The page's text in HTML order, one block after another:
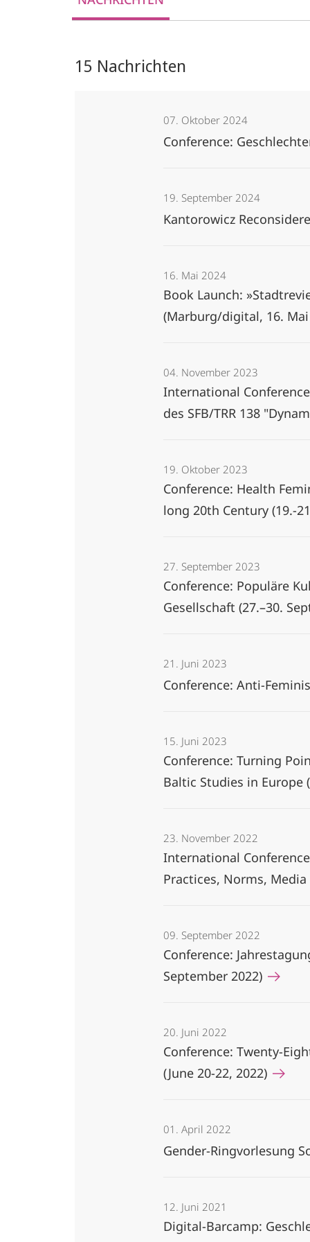
Macht
15 Nachrichten
07. Oktober 2024
Conference:
19. September 2024
Kantorowicz
16. Mai 2024
Book Launch:
(Marburg/digital, 16.
04. November 2023
International
des SFB/TRR 138
19. Oktober 2023
Conference: Health
long 20th Century (19.-
27. September 2023
Conference: Populäre
Gesellschaft (27.–30.
21. Juni 2023
Conference: Anti-
15. Juni 2023
Conference: Turning
Baltic Studies in Europe
23. November 2022
International
Practices, Norms,
09. September 2022
Conference:
September 2022)
20. Juni 2022
Conference: Twenty-
(June 20-22, 2022)
01. April 2022
Gender-Ringvorlesung
12. Juni 2021
Digital-Barcamp: